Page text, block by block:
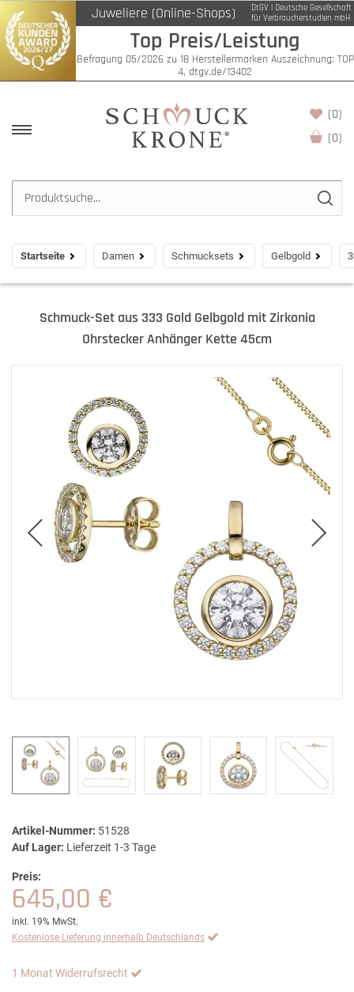
Juweliere (Online-Shops)
DtGV | Deutsche Gesellschaft
für Verbraucherstudien mbH
Top Preis/Leistung
Befragung 05/2026 zu 18 Herstellermarken Auszeichnung: TOP
4, dtgv.de/13402
(0)
(0)
Startseite Damen Schmucksets Gelbgold
Schmuck-Set aus 333 Gold Gelbgold mit Zirkonia
Ohrstecker Anhänger Kette 45cm
Artikel-Nummer: 51528
Auf Lager: Lieferzeit 1-3 Tage
Preis:
645,00 €
inkl. 19% MwSt.
Kostenlose Lieferung innerhalb Deutschlands
1 Monat Widerrufsrecht